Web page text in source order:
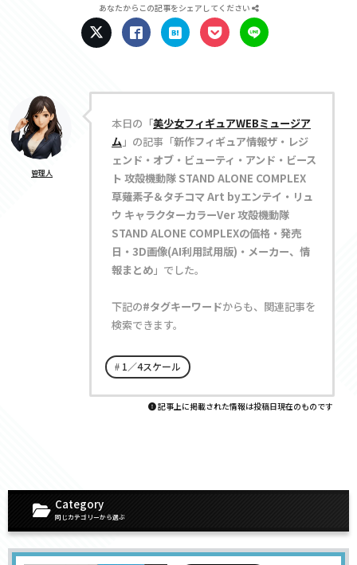
あなたからこの記事をシェアしてください
管理人
本日の「美少女フィギュアWEBミュージア
ム」の記事「新作フィギュア情報ザ・レジ
ェンド・オブ・ビューティ・アンド・ビース
ト 攻殻機動隊 STAND ALONE COMPLEX
草薙素子＆タチコマ Art byエンテイ・リュ
ウ キャラクターカラーVer 攻殻機動隊
STAND ALONE COMPLEXの価格・発売
日・3D画像(AI利用試用版)・メーカー、情
報まとめ」でした。
下記の#タグキーワードからも、関連記事を
検索できます。
1／4スケール
記事上に掲載された情報は投稿日現在のものです
Category
同じカテゴリーから選ぶ